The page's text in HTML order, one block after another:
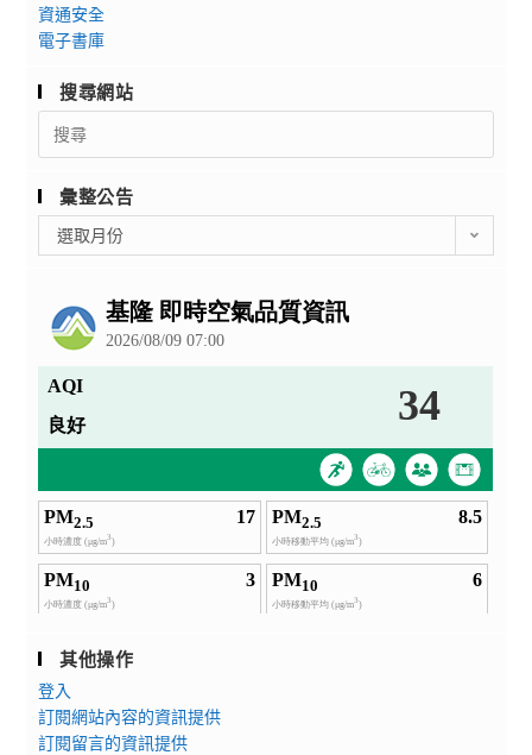
資通安全
電子書庫
搜尋網站
Search
for:
彙整公告
整
選取月份
其他操作
登入
訂閱網站內容的資訊提供
訂閱留言的資訊提供